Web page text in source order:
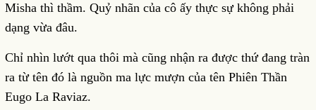
Misha thì thầm. Quỷ nhãn của cô ấy thực sự không phải
dạng vừa đâu.
Chỉ nhìn lướt qua thôi mà cũng nhận ra được thứ đang tràn
ra từ tên đó là nguồn ma lực mượn của tên Phiên Thần
Eugo La Raviaz.